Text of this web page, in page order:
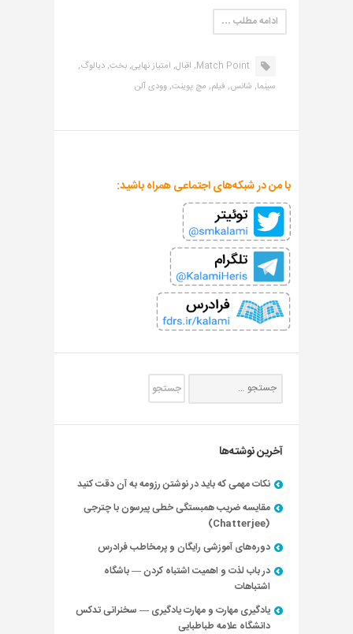
ادامه مطلب …
Match Point, اقبال, امتیاز نهایی,بخت,دیالوگ,
سینما, شانس, فیلم, مچ پوینت,وودی آلن
با من در شبکه‌های اجتماعی همراه باشید:
آخرین نوشته‌ها
نکات مهمی که باید در نوشتن رزومه به آن دقت کنید
مقایسه ضریب همبستگی خطی پیرسون با چترجی
(Chatterjee)
دوره‌های آموزشی رایگان و پرمخاطب فرادرس
در باب لذت و اهمیت اشتباه کردن — باشگاه
اشتباهات
یادگیری مهارت و مهارت یادگیری — سخنرانی تدکس
دانشگاه علامه طباطبایی